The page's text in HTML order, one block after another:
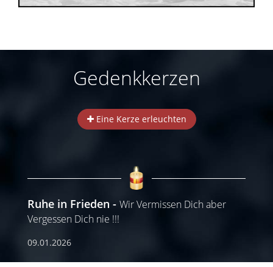
Gedenkkerzen
Eine Kerze erleuchten
Ruhe in Frieden
Wir Vermissen Dich aber
Vergessen Dich nie !!!
09.01.2026